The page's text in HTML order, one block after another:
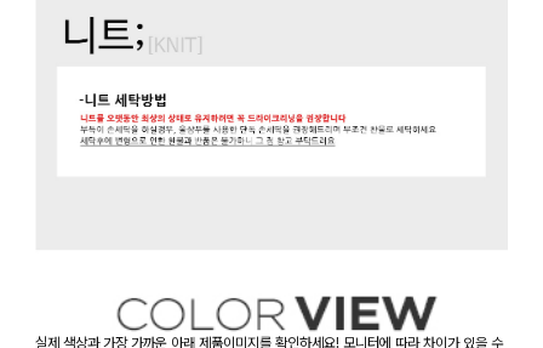
실제 색상과 가장 가까운 아래 제품이미지를 확인하세요! 모니터에 따라 차이가 있을 수